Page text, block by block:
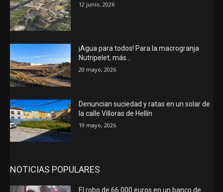
12 junio, 2026
¡Agua para todos! Para la macrogranja
Nutripelet, más…
20 mayo, 2026
Denuncian suciedad y ratas en un solar de
la calle Villoras de Hellín
19 mayo, 2026
NOTICIAS POPULARES
El robo de 66.000 euros en un banco de